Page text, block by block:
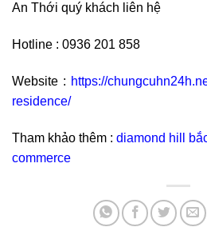
An Thới quý khách liên hệ
Hotline : 0936 201 858
Website : https://
residence/
Tham khảo thêm : diamond hill
commerce